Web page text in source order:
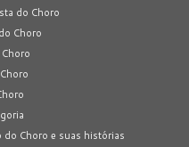
do Choro
Choro
do Choro e suas histórias